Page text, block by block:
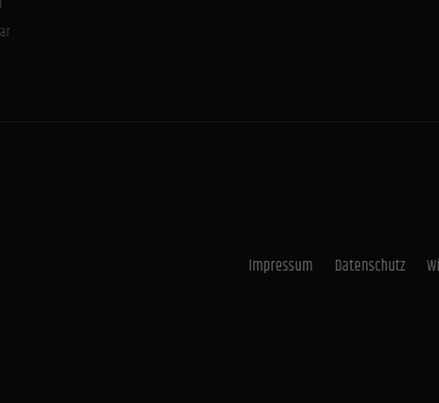
Impressum Datenschutz